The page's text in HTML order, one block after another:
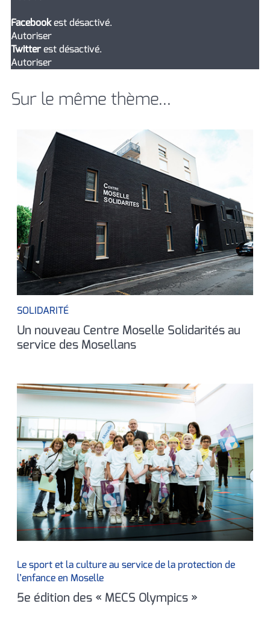
Facebookest désactivé.
Autoriser
Twitterest désactivé.
Autoriser
Sur le même thème...
SOLIDARITÉ
Un nouveau Centre Moselle Solidarités au
service des Mosellans
Le sport et la culture au service de la protection de
l’enfance en Moselle
5e édition des « MECS Olympics »